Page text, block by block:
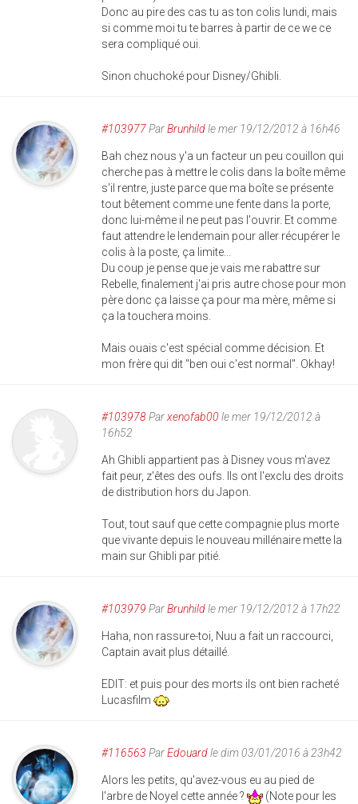
Donc au pire des cas tu as ton colis lundi, mais
si comme moi tu te barres à partir de ce we ce
sera compliqué oui.
Sinon chuchoké pour Disney/Ghibli.
#103977ParBrunhildle mer 19/12/2012 à 16h46
Bah chez nous y'a un facteur un peu couillon qui
cherche pas à mettre le colis dans la boîte même
s'il rentre, juste parce que ma boîte se présente
tout bêtement comme une fente dans la porte,
donc lui-même il ne peut pas l'ouvrir. Et comme
faut attendre le lendemain pour aller récupérer le
colis à la poste, ça limite...
Du coup je pense que je vais me rabattre sur
Rebelle, finalement j'ai pris autre chose pour mon
père donc ça laisse ça pour ma mère, même si
ça la touchera moins.
Mais ouais c'est spécial comme décision. Et
mon frère qui dit "ben oui c'est normal". Okhay!
#103978Parxenofab00 le mer 19/12/2012 à
16h52
Ah Ghibli appartient pas à Disney vous m'avez
fait peur, z'êtes des oufs. Ils ont l'exclu des droits
de distribution hors du Japon.
Tout, tout sauf que cette compagnie plus morte
que vivante depuis le nouveau millénaire mette la
main sur Ghibli par pitié.
#103979 ParBrunhildle mer 19/12/2012 à 17h22
Haha, non rassure-toi, Nuu a fait un raccourci,
Captain avait plus détaillé.
EDIT: et puis pour des morts ils ont bien racheté
Lucasfilm
#116563 ParEdouardle dim 03/01/2016 à 23h42
Alors les petits, qu'avez-vous eu au pied de
l'arbre de Noyel cette année ?
(Note pour les